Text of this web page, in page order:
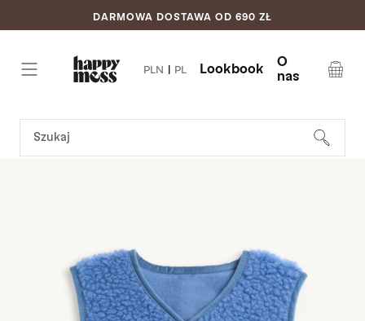
Pomiń do
treści
DARMOWA DOSTAWA OD 690 ZŁ
PLN PL Lookbook
O
nas
OUTLET DZIECIĘCA KAMIZELKA
MERINO - ICE BLUE